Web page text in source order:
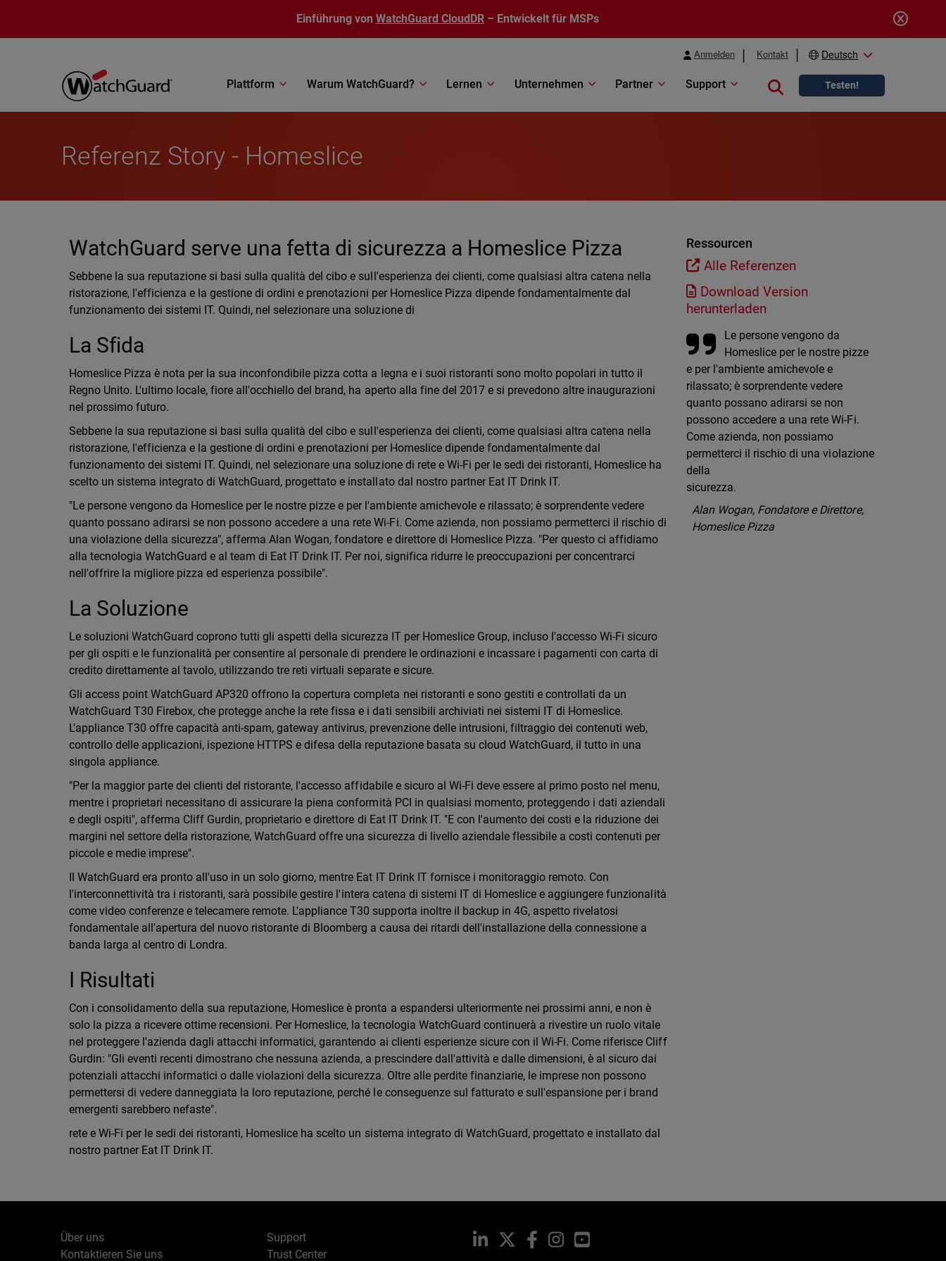
Einführung von WatchGuard CloudDR – Entwickelt für MSPs
Anmelden Kontakt Deutsch
Plattform Warum WatchGuard? Lernen Unternehmen Partner Support Close search
Testen!
Referenz Story - Homeslice
WatchGuard serve una fetta di sicurezza a Homeslice Pizza
Sebbene la sua reputazione si basi sulla qualità del cibo e sull'esperienza dei clienti, come qualsiasi altra catena nella
ristorazione, l'efficienza e la gestione di ordini e prenotazioni per Homeslice Pizza dipende fondamentalmente dal
funzionamento dei sistemi IT. Quindi, nel selezionare una soluzione di
La Sfida
Homeslice Pizza è nota per la sua inconfondibile pizza cotta a legna e i suoi ristoranti sono molto popolari in tutto il
Regno Unito. L'ultimo locale, fiore all'occhiello del brand, ha aperto alla fine del 2017 e si prevedono altre inaugurazioni
nel prossimo futuro.
Sebbene la sua reputazione si basi sulla qualità del cibo e sull'esperienza dei clienti, come qualsiasi altra catena nella
ristorazione, l'efficienza e la gestione di ordini e prenotazioni per Homeslice dipende fondamentalmente dal
funzionamento dei sistemi IT. Quindi, nel selezionare una soluzione di rete e Wi-Fi per le sedi dei ristoranti, Homeslice ha
scelto un sistema integrato di WatchGuard, progettato e installato dal nostro partner Eat IT Drink IT.
"Le persone vengono da Homeslice per le nostre pizze e per l'ambiente amichevole e rilassato; è sorprendente vedere
quanto possano adirarsi se non possono accedere a una rete Wi-Fi. Come azienda, non possiamo permetterci il rischio di
una violazione della sicurezza", afferma Alan Wogan, fondatore e direttore di Homeslice Pizza. "Per questo ci affidiamo
alla tecnologia WatchGuard e al team di Eat IT Drink IT. Per noi, significa ridurre le preoccupazioni per concentrarci
nell'offrire la migliore pizza ed esperienza possibile".
La Soluzione
Le soluzioni WatchGuard coprono tutti gli aspetti della sicurezza IT per Homeslice Group, incluso l'accesso Wi-Fi sicuro
per gli ospiti e le funzionalità per consentire al personale di prendere le ordinazioni e incassare i pagamenti con carta di
credito direttamente al tavolo, utilizzando tre reti virtuali separate e sicure.
Gli access point WatchGuard AP320 offrono la copertura completa nei ristoranti e sono gestiti e controllati da un
WatchGuard T30 Firebox, che protegge anche la rete fissa e i dati sensibili archiviati nei sistemi IT di Homeslice.
L'appliance T30 offre capacità anti-spam, gateway antivirus, prevenzione delle intrusioni, filtraggio dei contenuti web,
controllo delle applicazioni, ispezione HTTPS e difesa della reputazione basata su cloud WatchGuard, il tutto in una
singola appliance.
"Per la maggior parte dei clienti del ristorante, l'accesso affidabile e sicuro al Wi-Fi deve essere al primo posto nel menu,
mentre i proprietari necessitano di assicurare la piena conformità PCI in qualsiasi momento, proteggendo i dati aziendali
e degli ospiti", afferma Cliff Gurdin, proprietario e direttore di Eat IT Drink IT. "E con l'aumento dei costi e la riduzione dei
margini nel settore della ristorazione, WatchGuard offre una sicurezza di livello aziendale flessibile a costi contenuti per
piccole e medie imprese".
Il WatchGuard era pronto all'uso in un solo giorno, mentre Eat IT Drink IT fornisce i monitoraggio remoto. Con
l'interconnettività tra i ristoranti, sarà possibile gestire l'intera catena di sistemi IT di Homeslice e aggiungere funzionalità
come video conferenze e telecamere remote. L'appliance T30 supporta inoltre il backup in 4G, aspetto rivelatosi
fondamentale all'apertura del nuovo ristorante di Bloomberg a causa dei ritardi dell'installazione della connessione a
banda larga al centro di Londra.
I Risultati
Con i consolidamento della sua reputazione, Homeslice è pronta a espandersi ulteriormente nei prossimi anni, e non è
solo la pizza a ricevere ottime recensioni. Per Homeslice, la tecnologia WatchGuard continuerà a rivestire un ruolo vitale
nel proteggere l'azienda dagli attacchi informatici, garantendo ai clienti esperienze sicure con il Wi-Fi. Come riferisce Cliff
Gurdin: "Gli eventi recenti dimostrano che nessuna azienda, a prescindere dall'attività e dalle dimensioni, è al sicuro dai
potenziali attacchi informatici o dalle violazioni della sicurezza. Oltre alle perdite finanziarie, le imprese non possono
permettersi di vedere danneggiata la loro reputazione, perché le conseguenze sul fatturato e sull'espansione per i brand
emergenti sarebbero nefaste".
rete e Wi-Fi per le sedi dei ristoranti, Homeslice ha scelto un sistema integrato di WatchGuard, progettato e installato dal
nostro partner Eat IT Drink IT.
Ressourcen
Alle Referenzen
Download Version
herunterladen
Le persone vengono da
Homeslice per le nostre pizze
e per l'ambiente amichevole e
rilassato; è sorprendente vedere
quanto possano adirarsi se non
possono accedere a una rete Wi-Fi.
Come azienda, non possiamo
permetterci il rischio di una violazione
della
sicurezza.
Alan Wogan, Fondatore e Direttore,
Homeslice Pizza
Über uns
Kontaktieren Sie uns
Support
Trust Center
LinkedIn Facebook
InstagramYouTube